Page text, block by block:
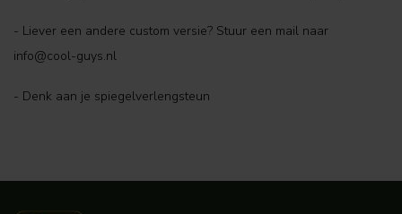
- Liever een andere custom versie? Stuur een mail naar
info@cool-guys.nl
- Denk aan je spiegelverlengsteun